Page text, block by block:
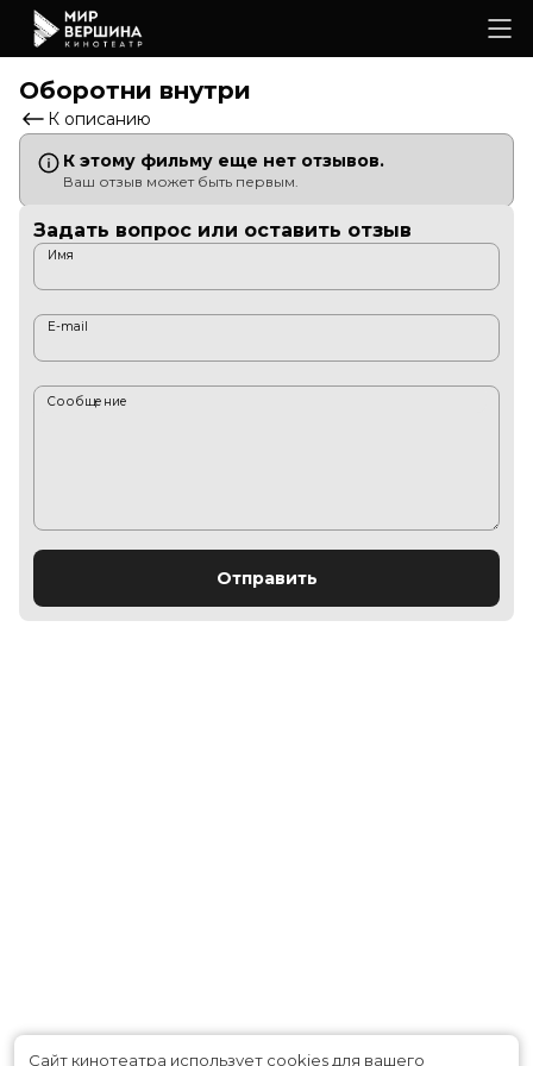
Оборотни внутри
К описанию
К этому фильму еще нет отзывов.
Ваш отзыв может быть первым.
Задать вопрос или оставить отзыв
Имя
E-mail
Сообщение
Отправить
Сайт кинотеатра использует cookies для вашего